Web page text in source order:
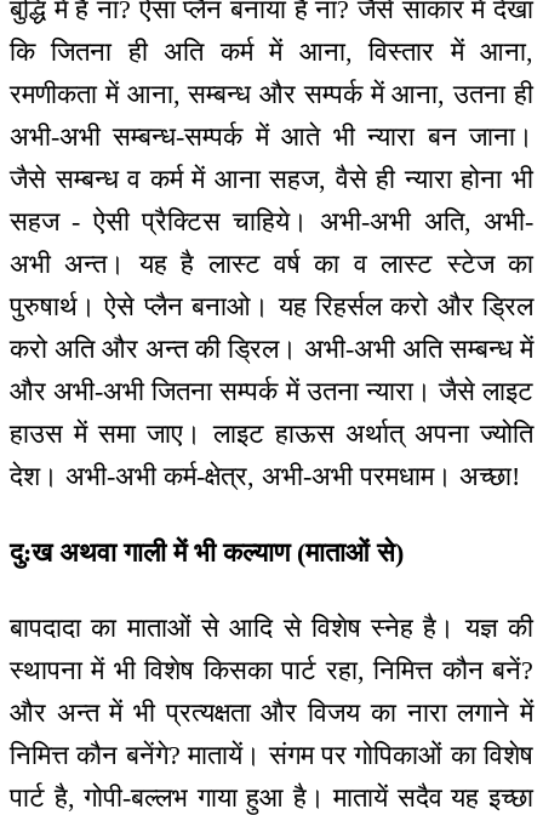
बुद्धि में है ना? ऐसा प्लैन बनाया है ना? जैसे साकार में देखा
कि जितना ही अति कर्म में आना, विस्तार में आना,
रमणीकता में आना, सम्बन्ध और सम्पर्क में आना, उतना ही
अभी-अभी सम्बन्ध-सम्पर्क में आते भी न्यारा बन जाना।
जैसे सम्बन्ध व कर्म में आना सहज, वैसे ही न्यारा होना भी
सहज - ऐसी प्रैक्टिस चाहिये। अभी-अभी अति, अभी-
अभी अन्त। यह है लास्ट वर्ष का व लास्ट स्टेज का
पुरुषार्थ। ऐसे प्लैन बनाओ। यह रिहर्सल करो और ड्रिल
करो अति और अन्त की ड्रिल। अभी-अभी अति सम्बन्ध में
और अभी-अभी जितना सम्पर्क में उतना न्यारा। जैसे लाइट
हाउस में समा जाए। लाइट हाऊस अर्थात् अपना ज्योति
देश। अभी-अभी कर्म-क्षेत्र, अभी-अभी परमधाम। अच्छा!
दु:ख अथवा गाली में भी कल्याण (माताओं से)
बापदादा का माताओं से आदि से विशेष स्नेह है। यज्ञ की
स्थापना में भी विशेष किसका पार्ट रहा, निमित्त कौन बनें?
और अन्त में भी प्रत्यक्षता और विजय का नारा लगाने में
निमित्त कौन बनेंगे? मातायें। संगम पर गोपिकाओं का विशेष
पार्ट है, गोपी-बल्लभ गाया हुआ है। मातायें सदैव यह इच्छा